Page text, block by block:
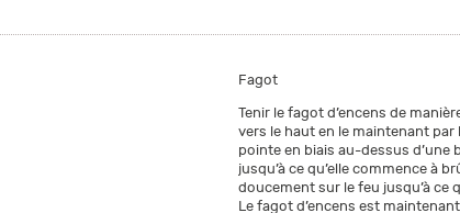
Fagot
Tenir le fagot d’encens de
vers le haut en le maintenant par
pointe en biais au-dessus d’une
jusqu’à ce qu’elle commence à
doucement sur le feu jusqu’à ce
Le fagot d’encens est